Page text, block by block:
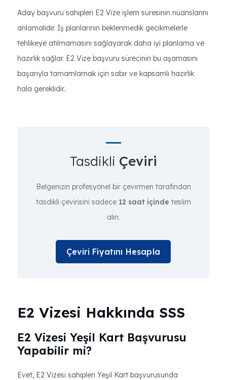
Aday başvuru sahipleri E2 Vize işlem süresinin nüanslarını
anlamalıdır. İş planlarının beklenmedik gecikmelerle
tehlikeye atılmamasını sağlayarak daha iyi planlama ve
hazırlık sağlar. E2 Vize başvuru sürecinin bu aşamasını
başarıyla tamamlamak için sabır ve kapsamlı hazırlık
hala gereklidir..
Tasdikli Çeviri
Belgenizin profesyonel bir çevirmen tarafından
tasdikli çevirisini sadece 12 saat içinde teslim
alın.
Çeviri Fiyatını Hesapla
E2 Vizesi Hakkında SSS
E2 Vizesi Yeşil Kart Başvurusu
Yapabilir mi?
Evet, E2 Vizesi sahipleri Yeşil Kart başvurusunda